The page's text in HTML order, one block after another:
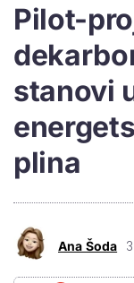
Pilot-
stanovi
plina
Ana Šoda